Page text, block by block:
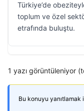
Türkiye’de
toplum ve özel
etrafında buluştu.
1 yazı görüntüleniyor
Bu konuyu yanıtlamak